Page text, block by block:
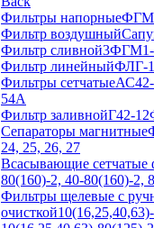
Фильтры напорные
Фильтр воздушный
Фильтр сливной3ФГМ1-
Фильтр линейныйФЛГ-1
Фильтры сетчатые
54А
Фильтр заливнойГ42-
Сепараторы магнитные
24, 25, 26, 27
Всасывающие сетчатые
80(160)-2, 40-80(160)-2,
Фильтры щелевые с
очисткой